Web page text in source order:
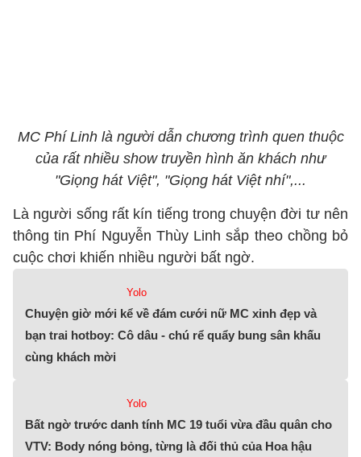
MC Phí Linh là người dẫn chương trình quen thuộc
của rất nhiều show truyền hình ăn khách như
"Giọng hát Việt", "Giọng hát Việt nhí",...
Là người sống rất kín tiếng trong chuyện đời tư nên
thông tin Phí Nguyễn Thùy Linh sắp theo chồng bỏ
cuộc chơi khiến nhiều người bất ngờ.
Yolo
Chuyện giờ mới kể về đám cưới nữ MC xinh đẹp và
bạn trai hotboy: Cô dâu - chú rể quẩy bung sân khấu
cùng khách mời
Yolo
Bất ngờ trước danh tính MC 19 tuổi vừa đầu quân cho
VTV: Body nóng bỏng, từng là đối thủ của Hoa hậu